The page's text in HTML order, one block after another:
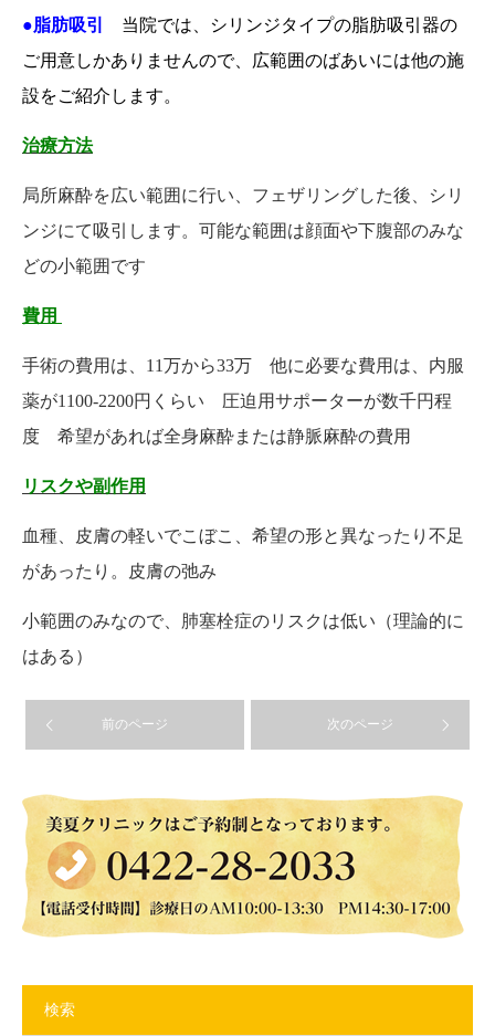
●脂肪吸引 当院では、シリンジタイプの脂肪吸引器の
ご用意しかありませんので、広範囲のばあいには他の施
設をご紹介します。
治療方法
局所麻酔を広い範囲に行い、フェザリングした後、シリ
ンジにて吸引します。可能な範囲は顔面や下腹部のみな
どの小範囲です
費用
手術の費用は、11万から33万 他に必要な費用は、内服
薬が1100-2200円くらい 圧迫用サポーターが数千円程
度 希望があれば全身麻酔または静脈麻酔の費用
リスクや副作用
血種、皮膚の軽いでこぼこ、希望の形と異なったり不足
があったり。皮膚の弛み
小範囲のみなので、肺塞栓症のリスクは低い（理論的に
はある）
前のページ 次のページ
検索